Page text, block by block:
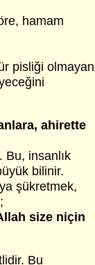
hamam
pisliği olmayan
ahirette
Bu, insanlık
bilinir.
şükretmek,
size niçin
Bu